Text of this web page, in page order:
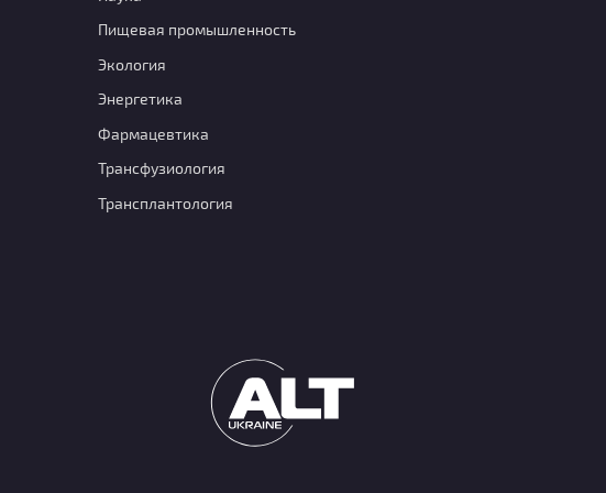
Пищевая промышленность
Экология
Энергетика
Фармацевтика
Транcфузиология
Трансплантология